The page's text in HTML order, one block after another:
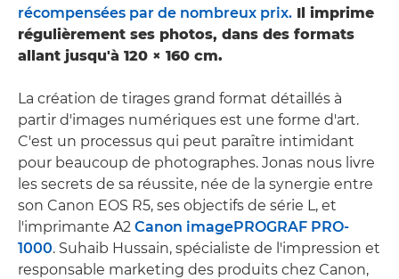
récompensées par de nombreux prix. Il imprime
régulièrement ses photos, dans des formats
allant jusqu'à 120 × 160 cm.
La création de tirages grand format détaillés à
partir d'images numériques est une forme d'art.
C'est un processus qui peut paraître intimidant
pour beaucoup de photographes. Jonas nous livre
les secrets de sa réussite, née de la synergie entre
son Canon EOS R5, ses objectifs de série L, et
l'imprimante A2 Canon imagePROGRAF PRO-
1000. Suhaib Hussain, spécialiste de l'impression et
responsable marketing des produits chez Canon,